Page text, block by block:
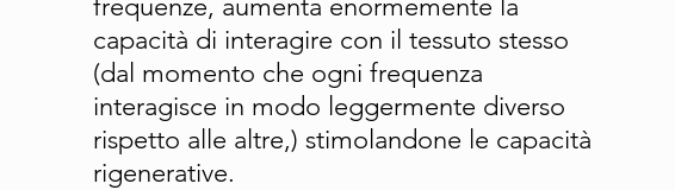
frequenze, aumenta enormemente la
capacità di interagire con il tessuto stesso
(dal momento che ogni frequenza
interagisce in modo leggermente diverso
rispetto alle altre,) stimolandone le capacità
rigenerative.